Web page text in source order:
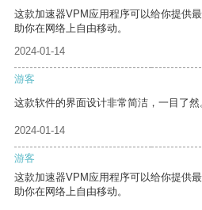
这款加速器VPM应用程序可以给你提供
助你在网络上自由移动。
2024-01-14
游客
这款软件的界面设计非常简洁，一目了然
2024-01-14
游客
这款加速器VPM应用程序可以给你提供
助你在网络上自由移动。